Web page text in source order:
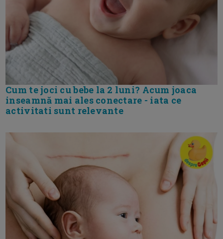
Cum te joci cu bebe la 2 luni? Acum joaca
inseamnă mai ales conectare - iata ce
activitati sunt relevante